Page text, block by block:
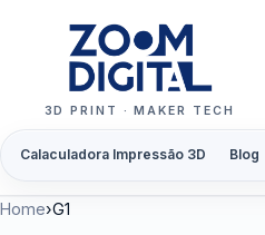
3D PRINT · MAKER TECH
Calaculadora Impressão 3D Blog
Home›G1